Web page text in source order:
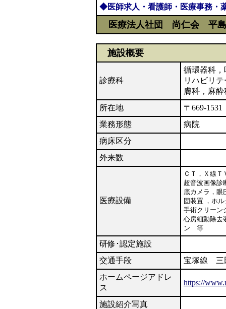
◆医師求人・看護師・医療事務
医療法人社団 尚仁会 平
施設概要
診療科
循環器科
リハビリ
膚科，麻
所在地
〒669-
業務形態
病院
病床区分
外来数
医療設備
ＣＴ，Ｘ線
超音波画像診
底カメラ，眼
固装置 ，ホ
手術クリーン
心房細動除去
ン 等
研修･認定施設
交通手段
宝塚線 三
ホームページアドレ
ス
https://
施設紹介写真